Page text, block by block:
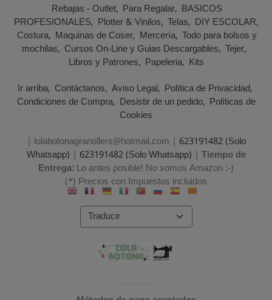
Rebajas - Outlet Para Regalar BASICOS
PROFESIONALES Plotter & Vinilos Telas DIY ESCOLAR
Costura Maquinas de Coser Mercería Todo para bolsos y
mochilas Cursos On-Line y Guias Descargables Tejer
Libros y Patrones Papeleria Kits
Ir arriba Contáctanos Aviso Legal Política de Privacidad
Condiciones de Compra Desistir de un pedido Políticas de
Cookies
| lolabotonagranollers@hotmail.com | 623191482 (Solo
Whatsapp) | 623191482 (Solo Whatsapp) | Tiempo de
Entrega:Lo antes posible! No somos Amazon :-)
(*) Precios con Impuestos incluidos